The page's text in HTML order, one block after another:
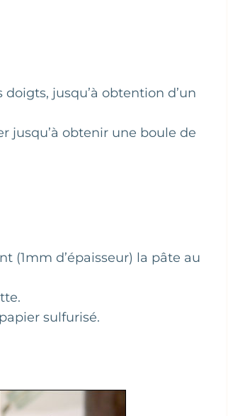
jusqu’à obtention d’un
jusqu’à obtenir une boule de
(1mm d’épaisseur) la pâte au
sulfurisé.